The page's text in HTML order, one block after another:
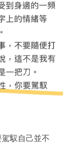
馭自己並不